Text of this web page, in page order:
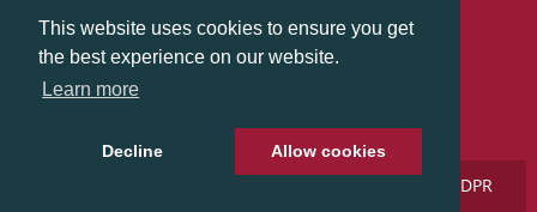
This website uses cookies to ensure you get
the best experience on our website.
Learn more
Decline Allow cookies
Privacyverklaring en Kennisgeving GDPR